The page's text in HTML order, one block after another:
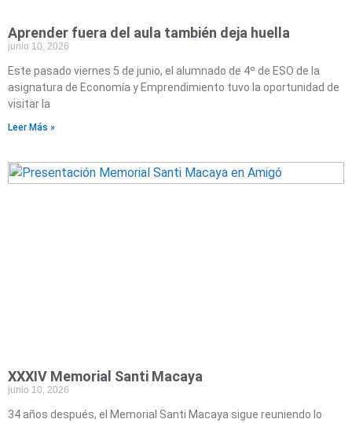
Aprender fuera del aula también deja huella
junio 10, 2026
Este pasado viernes 5 de junio, el alumnado de 4º de ESO de la
asignatura de Economía y Emprendimiento tuvo la oportunidad de
visitar la
Leer Más »
XXXIV Memorial Santi Macaya
junio 10, 2026
34 años después, el Memorial Santi Macaya sigue reuniendo lo